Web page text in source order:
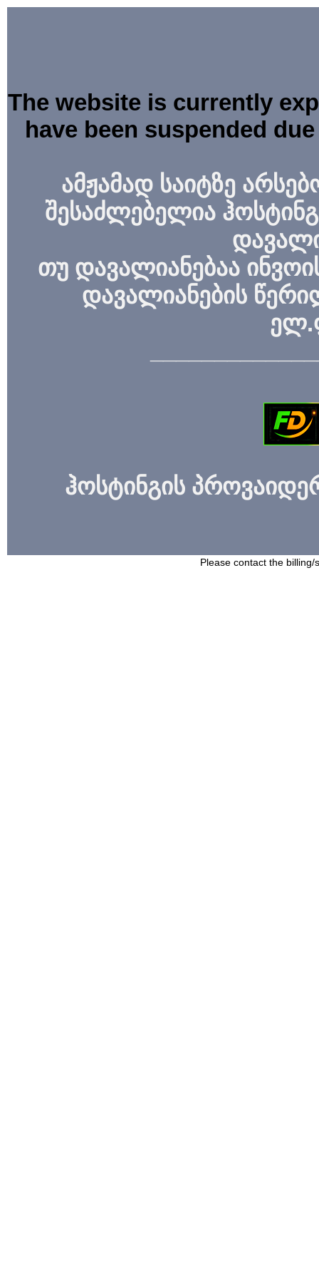
The website is currently
have been suspended
ამჟამად საიტზე
შესაძლებელია
თუ დავალიანებაა
დავალიანების
ჰოსტინგის
Please contact the